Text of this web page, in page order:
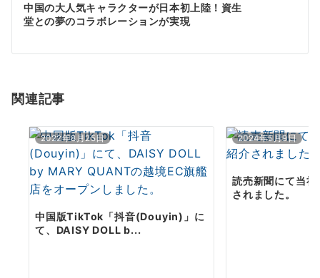
ゲ
ー
シ
ン
中国の大人気キャラクターが日本初上陸！資生
堂との夢のコラボレーションが実現
関連記事
2022年8月25日
中国版TikTok「抖音(Douyin)」に
て、DAISY DOLL b...
2024年5月9日
読売新聞にて当
されました。